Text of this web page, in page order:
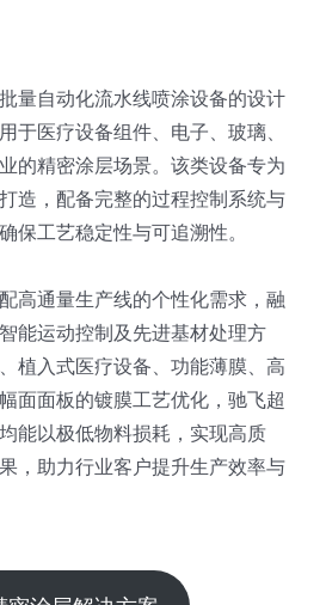
量自动化流水线喷涂设备的设计
于医疗设备组件、电子、玻璃、
的精密涂层场景。该类设备专为
造，配备完整的过程控制系统与
保工艺稳定性与可追溯性。
高通量生产线的个性化需求，融
能运动控制及先进基材处理方
植入式医疗设备、功能薄膜、高
面面板的镀膜工艺优化，驰飞超
能以极低物料损耗，实现高质
，助力行业客户提升生产效率与